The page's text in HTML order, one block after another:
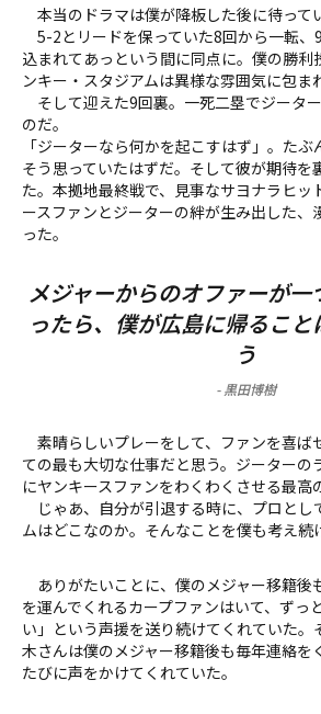
本当のドラマは僕が降板した後に待って
5-2とリードを保っていた8回から一転、
込まれてあっという間に同点に。僕の勝利
ンキー・スタジアムは異様な雰囲気に包ま
そして迎えた9回裏。一死二塁でジータ
のだ。
「ジーターなら何かを起こすはず」。た
そう思っていたはずだ。そして彼が期待を
た。本拠地最終戦で、見事なサヨナラヒッ
ースファンとジーターの絆が生み出した、
った。
メジャーからのオファーが一
ったら、僕が広島に帰るこ
う
-黒田博樹
素晴らしいプレーをして、ファンを喜ば
ての最も大切な仕事だと思う。ジーターの
にヤンキースファンをわくわくさせる最高
じゃあ、自分が引退する時に、プロとし
ムはどこなのか。そんなことを僕も考え続
ありがたいことに、僕のメジャー移籍後
を運んでくれるカープファンはいて、ずっ
い」という声援を送り続けてくれていた。
木さんは僕のメジャー移籍後も毎年連絡を
たびに声をかけてくれていた。